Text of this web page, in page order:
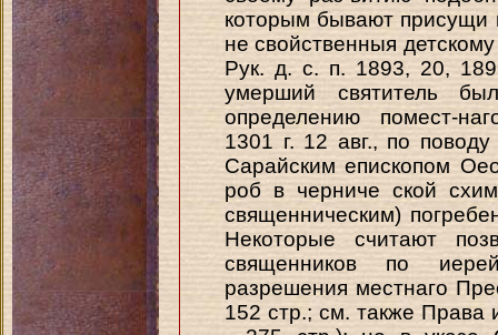
которым бывают присущи
не свойственныя
Рук. д. с. п. 1893, 20,
умерший святитель
определению помест-
1301 г. 12 авг., по
Сарайским епископом
роб в черниче ской
священническим)
Некоторые считают
священников по
разрешения местнаго
152 стр.; см. также Права